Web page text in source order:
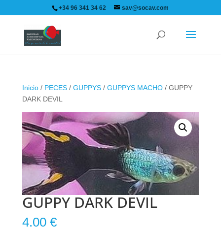
+34 96 341 34 62 sav@socav.com
Inicio/ PECES/ GUPPYS/ GUPPYS MACHO/ GUPPY
DARK DEVIL
GUPPY DARK DEVIL
4.00 €